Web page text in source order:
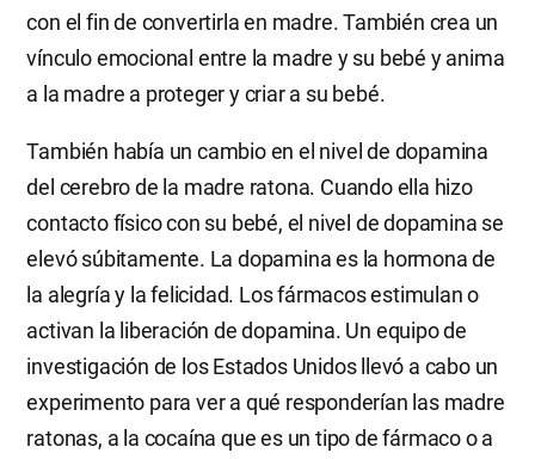
con el fin de convertirla en madre. También crea un
vínculo emocional entre la madre y su bebé y anima
a la madre a proteger y criar a su bebé.
También había un cambio en el nivel de dopamina
del cerebro de la madre ratona. Cuando ella hizo
contacto físico con su bebé, el nivel de dopamina se
elevó súbitamente. La dopamina es la hormona de
la alegría y la felicidad. Los fármacos estimulan o
activan la liberación de dopamina. Un equipo de
investigación de los Estados Unidos llevó a cabo un
experimento para ver a qué responderían las madre
ratonas, a la cocaína que es un tipo de fármaco o a